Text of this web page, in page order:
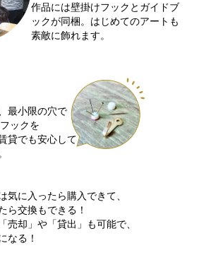
作品には壁掛けフックとガイドブ
ックが同梱。はじめてのアートも
素敵に飾れます。
最小限の穴で
フックを
貸でも安心して
売却」や「貸出」も可能で、
なる！
気に入ったら購入できて、
ら交換もできる！